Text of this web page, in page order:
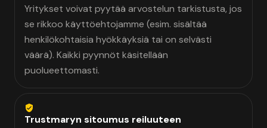
Yritykset voivat pyytää arvostelun tarkistusta, jos
se rikkoo käyttöehtojamme (esim. sisältää
henkilökohtaisia hyökkäyksiä tai on selvästi
väärä). Kaikki pyynnöt käsitellään
puolueettomasti.
Trustmaryn sitoumus reiluuteen